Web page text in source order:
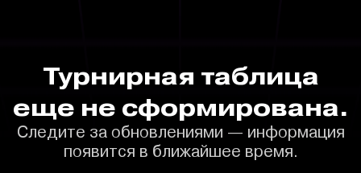
Турнирная таблица
еще не сформирована.
Следите за обновлениями — информация
появится в ближайшее время.